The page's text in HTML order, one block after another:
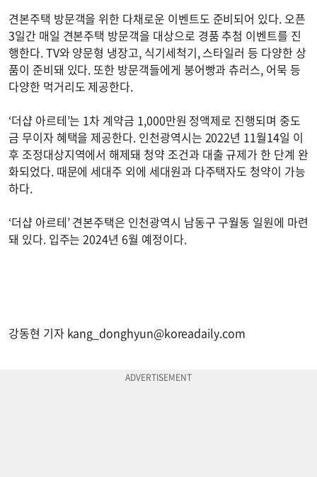
견본주택 방문객을 위한 다채로운 이벤트도 준비되어 있다. 오픈
3일간 매일 견본주택 방문객을 대상으로 경품 추첨 이벤트를 진
행한다. TV와 양문형 냉장고, 식기세척기, 스타일러 등 다양한 상
품이 준비돼 있다. 또한 방문객들에게 붕어빵과 츄러스, 어묵 등
다양한 먹거리도 제공한다.
‘더샵 아르테’는 1차 계약금 1,000만원 정액제로 진행되며 중도
금 무이자 혜택을 제공한다. 인천광역시는 2022년 11월14일 이
후 조정대상지역에서 해제돼 청약 조건과 대출 규제가 한 단계 완
화되었다. 때문에 세대주 외에 세대원과 다주택자도 청약이 가능
하다.
‘더샵 아르테’ 견본주택은 인천광역시 남동구 구월동 일원에 마련
돼 있다. 입주는 2024년 6월 예정이다.
강동현 기자 kang_donghyun@koreadaily.com